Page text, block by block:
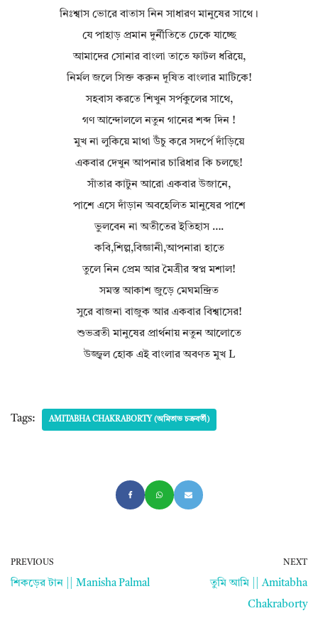
নিঃশ্বাস ভোরে বাতাস নিন সাধারণ মানুষের সাথে।
যে পাহাড় প্রমান দুর্নীতিতে ঢেকে যাচ্ছে
আমাদের সোনার বাংলা তাতে ফাটল ধরিয়ে,
নির্মল জলে সিক্ত করুন দূষিত বাংলার মাটিকে!
সহবাস করতে শিখুন সর্পকুলের সাথে,
গণ আন্দোললে নতুন গানের শব্দ দিন !
মুখ না লুকিয়ে মাথা উঁচু করে সদর্পে দাঁড়িয়ে
একবার দেখুন আপনার চারিধার কি চলছে!
সাঁতার কাটুন আরো একবার উজানে,
পাশে এসে দাঁড়ান অবহেলিত মানুষের পাশে
ভুলবেন না অতীতের ইতিহাস ….
কবি,শিল্প,বিজ্ঞানী,আপনারা হাতে
তুলে নিন প্রেম আর মৈত্রীর স্বপ্ন মশাল!
সমস্ত আকাশ জুড়ে মেঘমন্দ্রিত
সুরে বাজনা বাজুক আর একবার বিশ্বাসের!
শুভব্রতী মানুষের প্রার্থনায় নতুন আলোতে
উজ্জ্বল হোক এই বাংলার অবণত মুখ L
Tags: AMITABHA CHAKRABORTY (অমিতাভ চক্রবর্তী)
PREVIOUS
শিকড়ের টান || Manisha Palmal
NEXT
তুমি আমি || Amitabha
Chakraborty